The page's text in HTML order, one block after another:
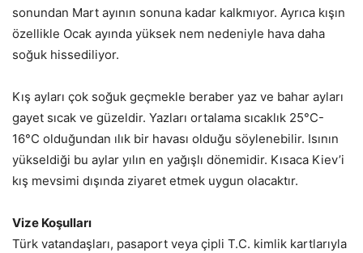
sonundan Mart ayının sonuna kadar kalkmıyor. Ayrıca kışın
özellikle Ocak ayında yüksek nem nedeniyle hava daha
soğuk hissediliyor.
Kış ayları çok soğuk geçmekle beraber yaz ve bahar ayları
gayet sıcak ve güzeldir. Yazları ortalama sıcaklık 25°C-
16°C olduğundan ılık bir havası olduğu söylenebilir. Isının
yükseldiği bu aylar yılın en yağışlı dönemidir. Kısaca Kiev’i
kış mevsimi dışında ziyaret etmek uygun olacaktır.
Vize Koşulları
Türk vatandaşları, pasaport veya çipli T.C. kimlik kartlarıyla